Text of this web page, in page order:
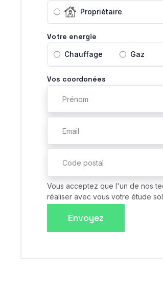
Propriétaire
Votre energie
Chauffage Gaz
Vos coordonées
Vous acceptez que l'un de nos
réaliser avec vous votre étude
Envoyez